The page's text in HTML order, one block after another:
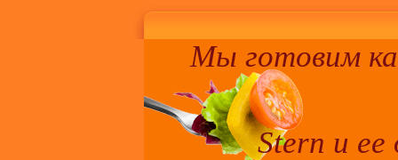
Мы готовим
Stern и ее